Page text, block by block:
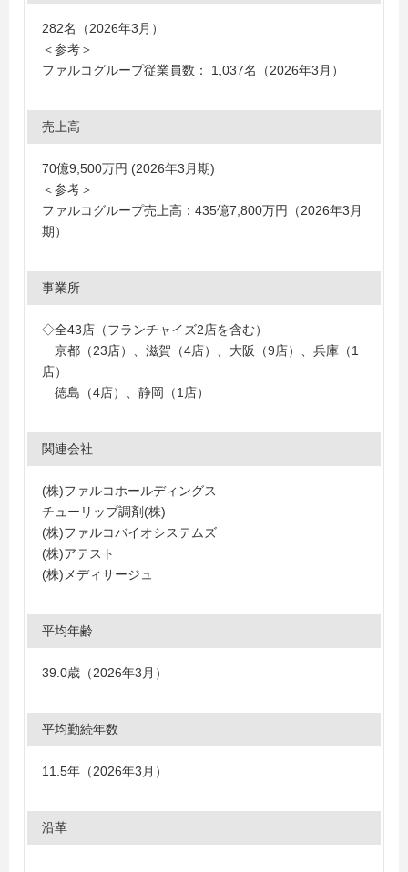
282名（2026年3月）
＜参考＞
ファルコグループ従業員数： 1,037名（2026年3月）
売上高
70億9,500万円 (2026年3月期)
＜参考＞
ファルコグループ売上高：435億7,800万円（2026年3月
期）
事業所
◇全43店（フランチャイズ2店を含む）
京都（23店）、滋賀（4店）、大阪（9店）、兵庫（1
店）
徳島（4店）、静岡（1店）
関連会社
(株)ファルコホールディングス
チューリップ調剤(株)
(株)ファルコバイオシステムズ
(株)アテスト
(株)メディサージュ
平均年齢
39.0歳（2026年3月）
平均勤続年数
11.5年（2026年3月）
沿革